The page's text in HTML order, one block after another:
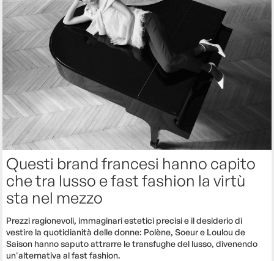
Questi brand francesi hanno capito
che tra lusso e fast fashion la virtù
sta nel mezzo
Prezzi ragionevoli, immaginari estetici precisi e il desiderio di
vestire la quotidianità delle donne: Polène, Soeur e Loulou de
Saison hanno saputo attrarre le transfughe del lusso, divenendo
un'alternativa al fast fashion.